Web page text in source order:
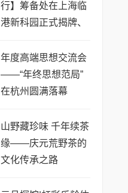
行】筹备处在上海临
港新科园正式揭牌、
篇章
年度高端思想交流会
——“年终思想范局”
在杭州圆满落幕
山野藏珍味 千年续茶
缘——庆元荒野茶的
文化传承之路